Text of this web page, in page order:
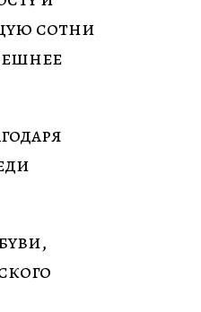
сотни